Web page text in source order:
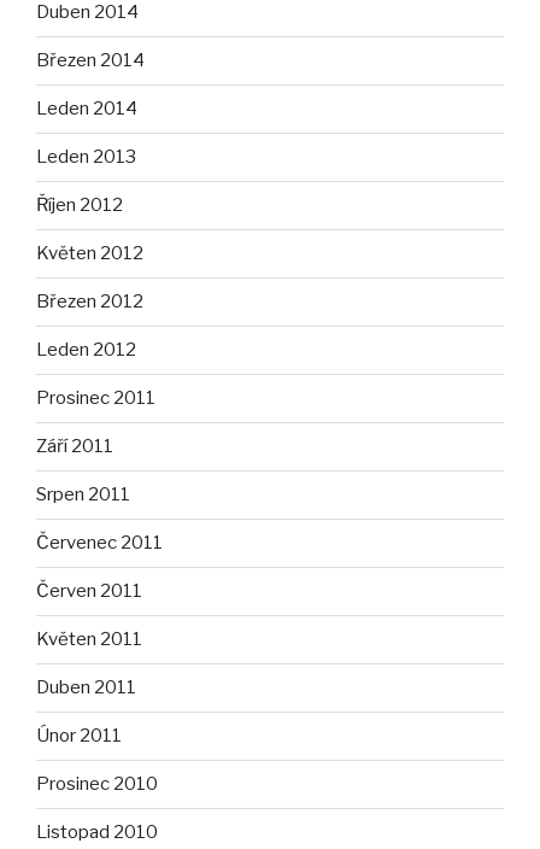
Duben 2014
Březen 2014
Leden 2014
Leden 2013
Říjen 2012
Květen 2012
Březen 2012
Leden 2012
Prosinec 2011
Září 2011
Srpen 2011
Červenec 2011
Červen 2011
Květen 2011
Duben 2011
Únor 2011
Prosinec 2010
Listopad 2010